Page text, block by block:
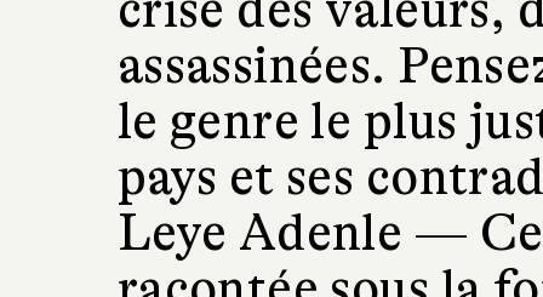
assassinées.
le genre le plus
pays et ses
Leye Adenle­ —